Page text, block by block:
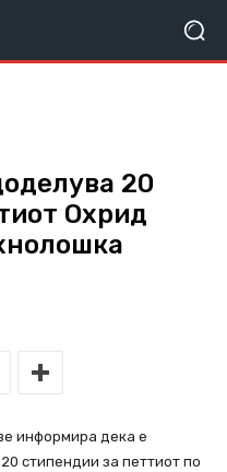
20
Охрид
информира дека е
стипендии за петтиот по